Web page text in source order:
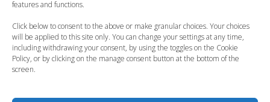
features and functions.
Click below to consent to the above or make granular choices. Your choices
will be applied to this site only. You can change your settings at any time,
including withdrawing your consent, by using the toggles on the Cookie
Policy, or by clicking on the manage consent button at the bottom of the
screen.
in polvere
evitare nel primo
Il latte artificiale